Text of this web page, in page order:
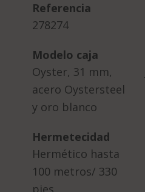
Referencia
278274
Modelo caja
Oyster, 31 mm,
acero Oystersteel
y oro blanco
Hermetecidad
Hermético hasta
100 metros/ 330
pies